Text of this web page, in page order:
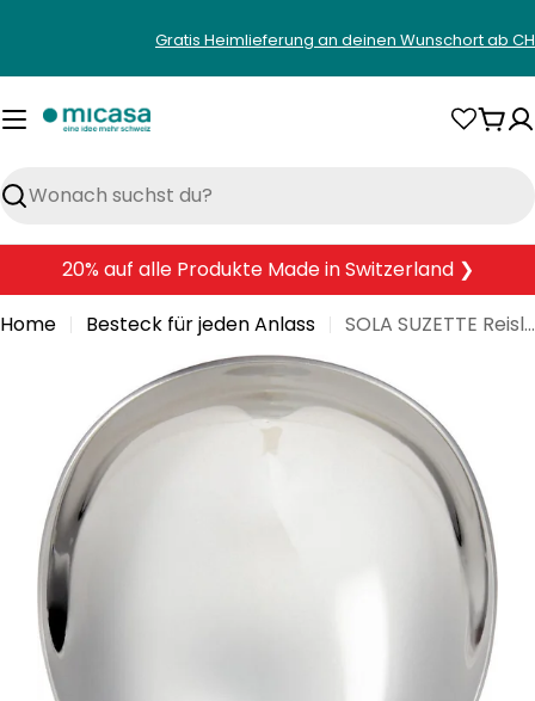
springen
Gratis Heimlieferung an deinen Wunschort ab
Suchen
20% auf alle Produkte Made in Switzerland ❯
Home
Besteck für jeden Anlass SOLA SUZETTE Reislöffel